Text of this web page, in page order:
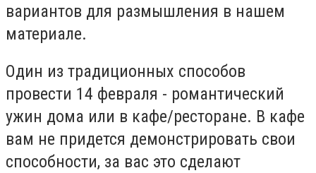
вариантов для размышления в нашем
материале.
Один из традиционных способов
провести 14 февраля - романтический
ужин дома или в кафе/ресторане. В кафе
вам не придется демонстрировать свои
способности, за вас это сделают